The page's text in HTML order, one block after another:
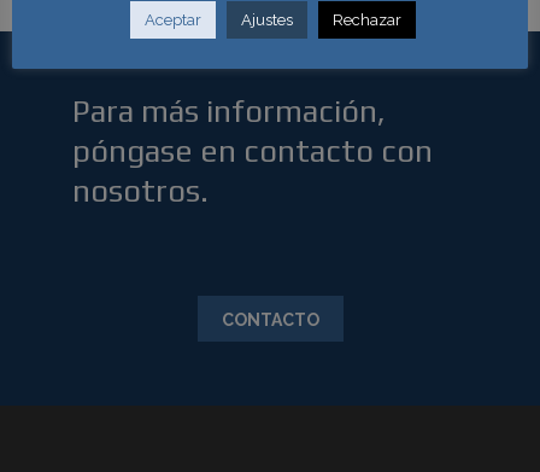
Para más información,
póngase en contacto con
nosotros.
CONTACTO
Aceptar Ajustes Rechazar